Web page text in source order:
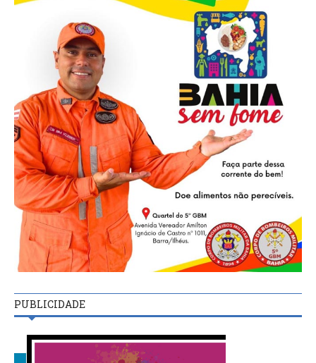
PUBLICIDADE